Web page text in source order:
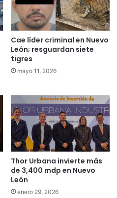
Cae líder criminal en Nuevo
León; resguardan siete
tigres
mayo 11, 2026
Thor Urbana invierte más
de 3,400 mdp en Nuevo
León
enero 29, 2026